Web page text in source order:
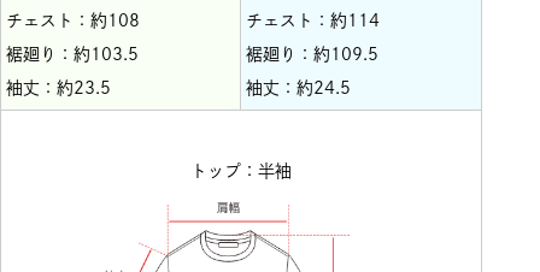
チェスト：約108
裾廻り：約103.5
袖丈：約23.5
チェスト：約114
裾廻り：約109.5
袖丈：約24.5
トップ：半袖